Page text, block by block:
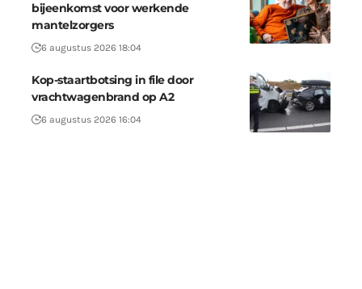
bijeenkomst voor werkende
mantelzorgers
6 augustus 2026 18:04
Kop-staartbotsing in file door
vrachtwagenbrand op A2
6 augustus 2026 16:04